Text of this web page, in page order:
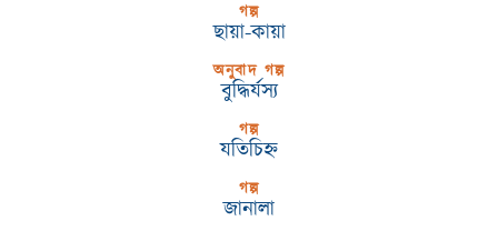
গল্প
ছায়া-কায়া
অনুবাদ গল্প
বুদ্ধির্যস্য
গল্প
যতিচিহ্ন
গল্প
জানালা